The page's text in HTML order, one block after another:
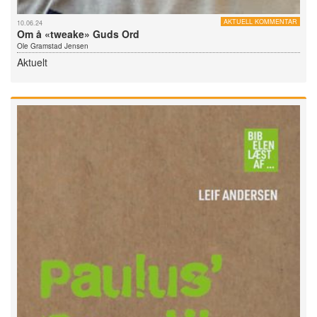
10.06.24 AKTUELL KOMMENTAR
Om å «tweake» Guds Ord
Ole Gramstad Jensen
Aktuelt